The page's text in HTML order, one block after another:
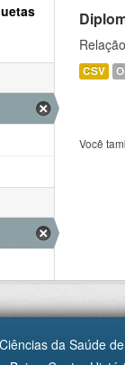
CSV
Você
da Saúde